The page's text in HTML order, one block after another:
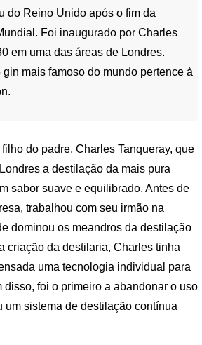
do Reino Unido após o fim da
Foi inaugurado por Charles
em uma das áreas de Londres.
mais famoso do mundo pertence à
do padre, Charles Tanqueray, que
a destilação da mais pura
sabor suave e equilibrado. Antes de
trabalhou com seu irmão na
dominou os meandros da destilação
criação da destilaria, Charles tinha
uma tecnologia individual para
disso, foi o primeiro a abandonar o uso
um sistema de destilação contínua